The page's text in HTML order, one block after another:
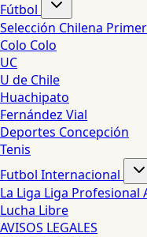
Fútbol
Selección Chilena
Colo Colo
UC
U de Chile
Huachipato
Fernández Vial
Deportes Concepción
Tenis
Futbol Internacional
La Liga Liga Profesional
Lucha Libre
AVISOS LEGALES